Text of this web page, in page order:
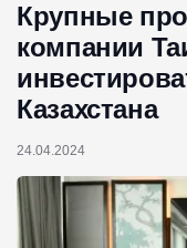
Крупные
компании
Казахстана
24.04.2024